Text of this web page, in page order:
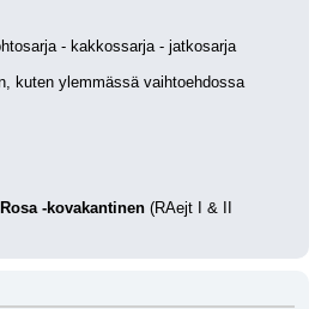
- kakkossarja - jatkosarja
kuten ylemmässä vaihtoehdossa
-kovakantinen (RAejt I & II